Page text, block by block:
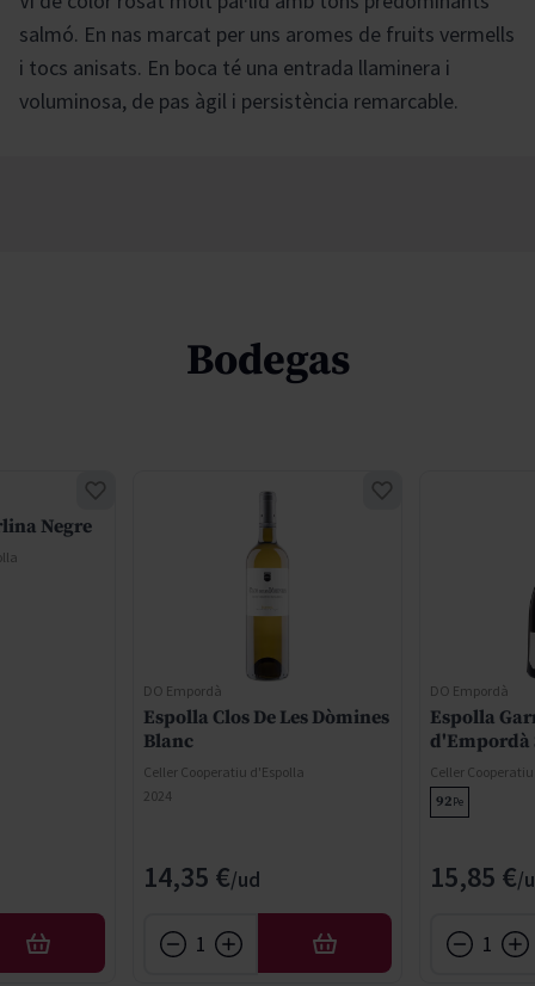
salmó. En nas marcat per uns aromes de fruits vermells
i tocs anisats. En boca té una entrada llaminera i
voluminosa, de pas àgil i persistència remarcable.
Bodegas
Negre
AFEGIR
DO Empordà
Espolla Clos De Les Dòmines
Blanc
Celler Cooperatiu d'Espolla
2024
14,35 €
AFEGIR
DO Empordà
Espolla
d'Empordà
Celler
92Pe
15,85 €